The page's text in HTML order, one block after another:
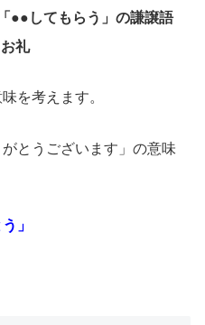
●●してもらう」の謙譲語
礼
を考えます。
とうございます」の意味
」